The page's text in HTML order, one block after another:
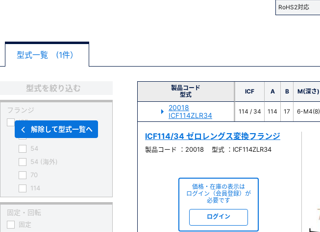
RoHS2対応
型式一覧 (1件）
製品コード
型式
ICF A B M(深さ)
20018
ICF114ZLR34
114 / 34 114 17 6-M4(8)
ICF114/34 ゼロレングス変換フランジ
製品コード ：20018 型式 ：ICF114ZLR34
価格・在庫の表示は
ログイン（会員登録）が
必要です
ログイン
型式を絞り込む
フランジ
ICF
34
54
54 (海外)
70
114
152
203
253
固定・回転
固定
解除して型式一覧へ